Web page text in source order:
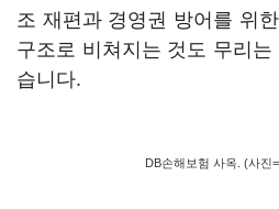
조 재편과 경영권 방어를 위
구조로 비쳐지는 것도 무리
습니다.
DB손해보험 사옥. (사진